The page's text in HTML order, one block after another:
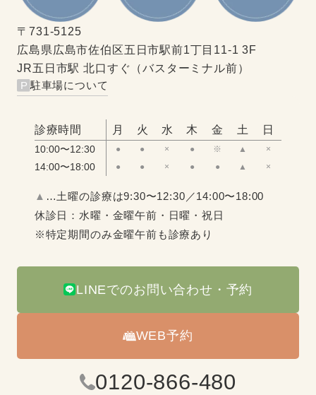
〒731-5125
広島県広島市佐伯区五日市駅前1丁目11-1 3F
JR五日市駅 北口すぐ（バスターミナル前）
駐車場について
診療時間 月 火 水 木 金 土 日
10:00〜12:30 ● ● × ● ※ ▲ ×
14:00〜18:00 ● ● × ● ● ▲ ×
▲ …土曜の診療は9:30〜12:30／14:00〜18:00
休診日：水曜・金曜午前・日曜・祝日
※特定期間のみ金曜午前も診療あり
LINEでのお問い合わせ・予約
WEB予約
0120-866-480